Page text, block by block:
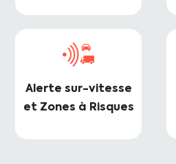
Alerte sur-vitesse
et Zones à Risques